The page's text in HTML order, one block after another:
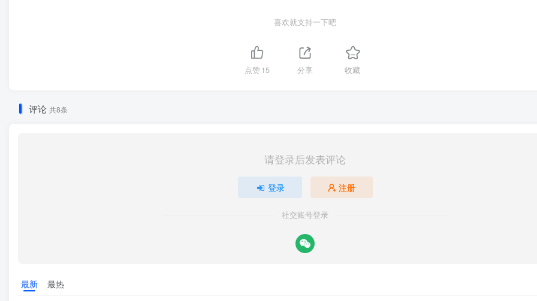
喜欢就支持一下吧
点赞15 分享 收藏
评论 共8条
请登录后发表评论
登录 注册
社交账号登录
最新 最热